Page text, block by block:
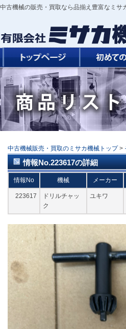
中古機械の販売・買取なら品揃え豊富なミ
中古機械販売・買取のミサカ機械トップ >
情報No.223617の詳細
情報No 機械 メーカー
223617
ドリルチャッ
ク
ユキワ